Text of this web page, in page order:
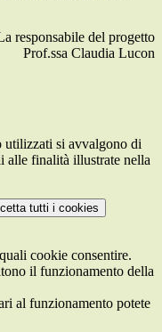
responsabile del progetto
Prof.ssa Claudia Lucon
utilizzati si avvalgono di
alle finalità illustrate nella
tutti i cookies
cookie consentire.
il funzionamento della
al funzionamento potete